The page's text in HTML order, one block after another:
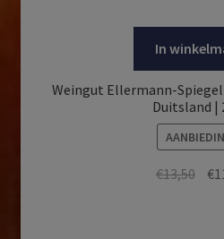
In
Weingut Ellermann-
Duitsland |
€13,50 €